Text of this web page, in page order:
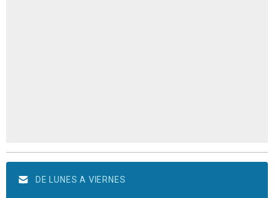
DE LUNES A VIERNES